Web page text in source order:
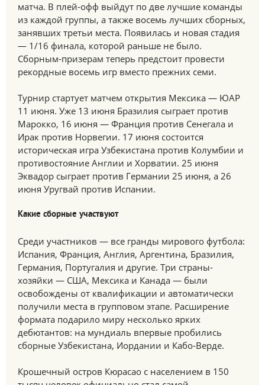
матча. В плей-офф выйдут по две лучшие команды
из каждой группы, а также восемь лучших сборных,
занявших третьи места. Появилась и новая стадия
— 1/16 финала, которой раньше не было.
Сборным-призерам теперь предстоит провести
рекордные восемь игр вместо прежних семи.
Турнир стартует матчем открытия Мексика — ЮАР
11 июня. Уже 13 июня Бразилия сыграет против
Марокко, 16 июня — Франция против Сенегала и
Ирак против Норвегии. 17 июня состоится
историческая игра Узбекистана против Колумбии и
противостояние Англии и Хорватии. 25 июня
Эквадор сыграет против Германии 25 июня, а 26
июня Уругвай против Испании.
Какие сборные участвуют
Среди участников — все гранды мирового футбола:
Испания, Франция, Англия, Аргентина, Бразилия,
Германия, Португалия и другие. Три страны-
хозяйки — США, Мексика и Канада — были
освобождены от квалификации и автоматически
получили места в групповом этапе. Расширение
формата подарило миру несколько ярких
дебютантов: на мундиаль впервые пробились
сборные Узбекистана, Иордании и Кабо-Верде.
Крошечный остров Кюрасао с населением в 150